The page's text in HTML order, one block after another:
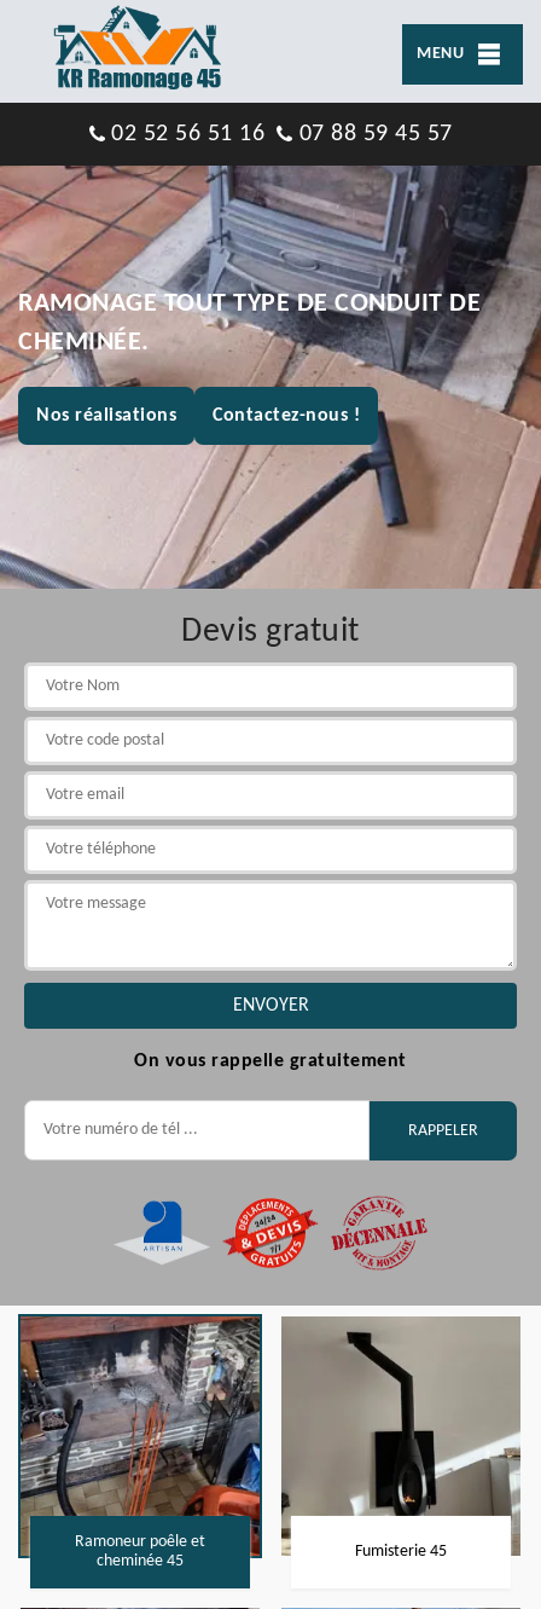
MENU
02 52 56 51 16 07 88 59 45 57
RAMONAGE TOUT TYPE DE CONDUIT DE
CHEMINÉE.
Nos réalisations Contactez-nous !
Devis gratuit
On vous rappelle gratuitement
Ramoneur poêle et
cheminée 45
Fumisterie 45